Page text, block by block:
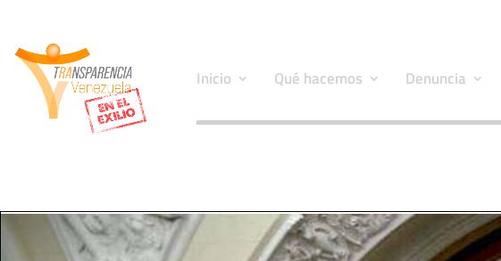
Inicio Qué hacemos Denuncia